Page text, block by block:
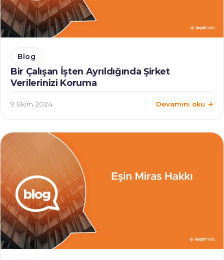
Blog
Bir Çalışan İşten Ayrıldığında Şirket
Verilerinizi Koruma
9 Ekim 2024 Devamını oku →